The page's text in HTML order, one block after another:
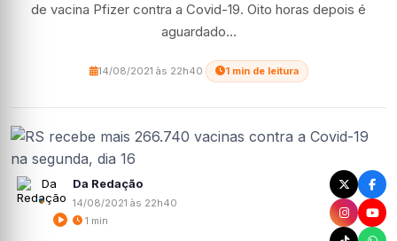
de vacina Pfizer contra a Covid-19. Oito horas depois é
aguardado…
14/08/2021 às 22h40 1 min de leitura
Da Redação
14/08/2021 às 22h40
1 min